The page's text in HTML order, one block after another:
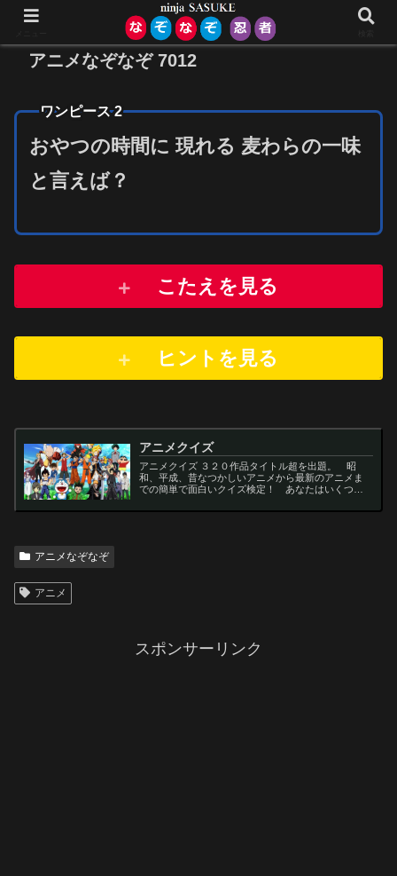
アニメなぞなぞ 7012
ワンピース 2
おやつの時間に 現れる 麦わらの一味
と言えば？
こたえを見る
ヒントを 見る
アニメクイズ
アニメクイズ ３２０作品タイトル超を出題。 昭
和、平成、昔なつかしいアニメから最新のアニメま
での簡単で面白いクイズ検定！ あなたはいくつわ
ど一問一答から3択・4択問題までの小学生の簡単問
アニメなぞなぞ
アニメ
スポンサーリンク